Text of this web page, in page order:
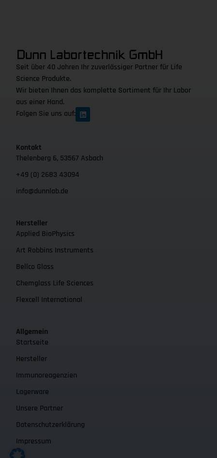
Seit über 40 Jahren Ihr zuverlässiger Partner für Life
Science Produkte.
Wir bieten Ihnen das komplette Sortiment für Ihr Labor
aus einer Hand.
Folgen Sie uns auf:
Kontakt
Thelenberg 6, 53567 Asbach
+49 (0) 2683 43094
info@dunnlab.de
Hersteller
Applied BioPhysics
Art Robbins Instruments
Bellco Glass
Chemglass Life Sciences
Flexcell International
Allgemein
Startseite
Hersteller
Immunoreagenzien
Lagerware
Unsere Partner
Datenschutzerklärung
Impressum